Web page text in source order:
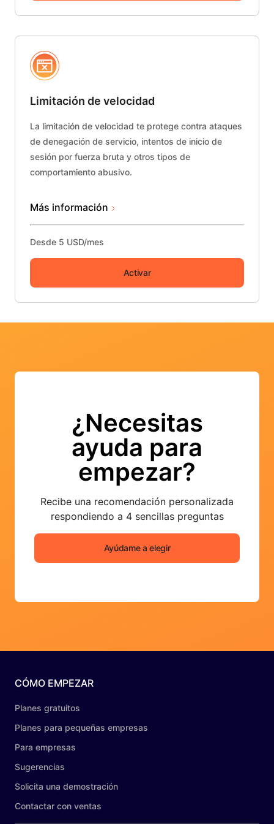
Limitación de velocidad
La limitación de velocidad te protege contra ataques
de denegación de servicio, intentos de inicio de
sesión por fuerza bruta y otros tipos de
comportamiento abusivo.
Más información
Desde 5 USD/mes
Activar
¿Necesitas
ayuda para
empezar?
Recibe una recomendación personalizada
respondiendo a 4 sencillas preguntas
Ayúdame a elegir
CÓMO EMPEZAR
Planes gratuitos
Planes para pequeñas empresas
Para empresas
Sugerencias
Solicita una demostración
Contactar con ventas